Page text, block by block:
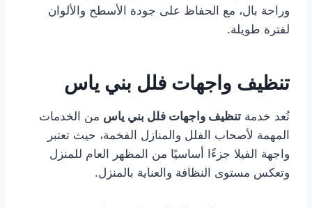
وراحة بال، مع الحفاظ على جودة الأسطح والألوان
لفترة طويلة.
تنظيف واجهات فلل بني ياس
تُعد خدمة تنظيف واجهات فلل بني ياس من الخدمات
المهمة لأصحاب الفلل والمنازل الفخمة، حيث تعتبر
واجهة الفيلا جزءًا أساسيًا من المظهر العام للمنزل
وتعكس مستوى النظافة والعناية بالمنزل.